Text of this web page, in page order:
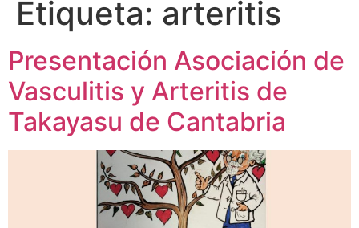
Etiqueta: arteritis
Presentación Asociación de
Vasculitis y Arteritis de
Takayasu de Cantabria